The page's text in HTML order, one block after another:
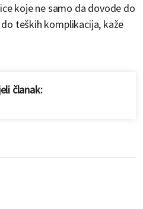
koje ne samo da dovode do
teških komplikacija, kaže
članak: